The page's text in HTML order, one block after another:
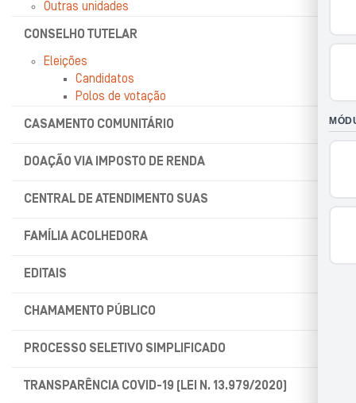
Outras unidades
CONSELHO TUTELAR
Eleições
Candidatos
Polos de votação
CASAMENTO COMUNITÁRIO
DOAÇÃO VIA IMPOSTO DE RENDA
CENTRAL DE ATENDIMENTO SUAS
FAMÍLIA ACOLHEDORA
EDITAIS
CHAMAMENTO PÚBLICO
PROCESSO SELETIVO SIMPLIFICADO
TRANSPARÊNCIA COVID-19 (LEI N. 13.979/2020)